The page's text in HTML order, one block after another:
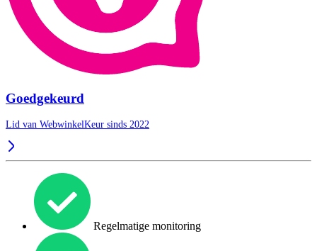
Goedgekeurd
Lid van WebwinkelKeur sinds 2022
Regelmatige monitoring